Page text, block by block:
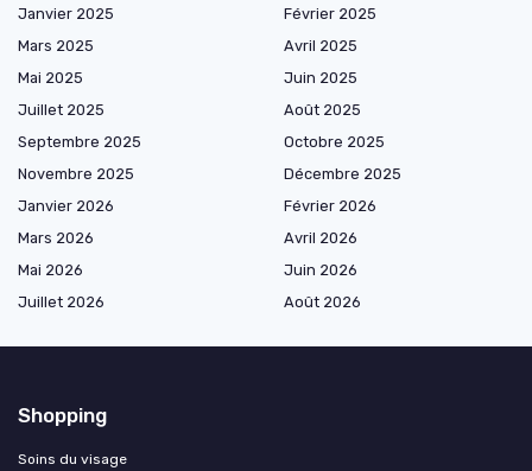
Janvier 2025
Février 2025
Mars 2025
Avril 2025
Mai 2025
Juin 2025
Juillet 2025
Août 2025
Septembre 2025
Octobre 2025
Novembre 2025
Décembre 2025
Janvier 2026
Février 2026
Mars 2026
Avril 2026
Mai 2026
Juin 2026
Juillet 2026
Août 2026
Shopping
Soins du visage